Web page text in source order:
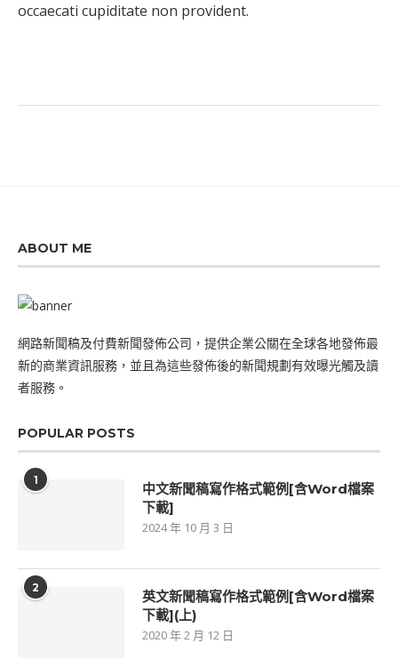
occaecati cupiditate non provident.
ABOUT ME
網路新聞稿及付費新聞發佈公司，提供企業公關在全球各地發佈最
新的商業資訊服務，並且為這些發佈後的新聞規劃有效曝光觸及讀
者服務。
POPULAR POSTS
1
中文新聞稿寫作格式範例[含Word檔案
下載]
2024 年 10 月 3 日
2
英文新聞稿寫作格式範例[含Word檔案
下載](上)
2020 年 2 月 12 日